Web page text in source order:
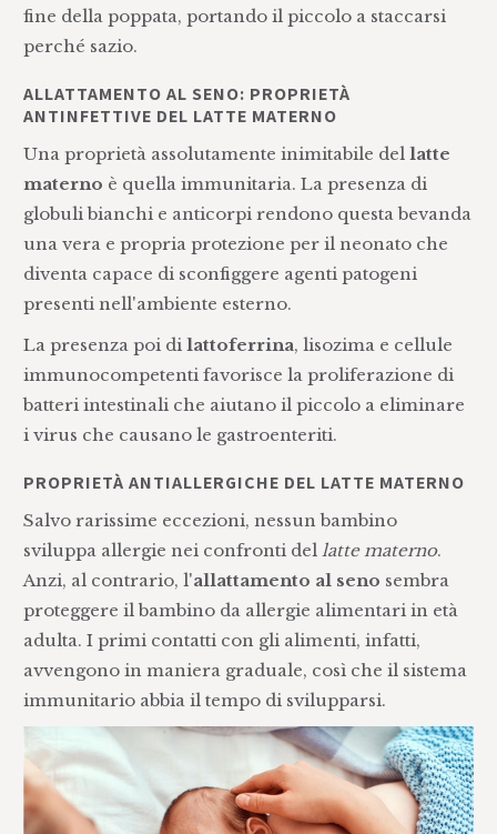
fine della poppata, portando il piccolo a staccarsi
perché sazio.
ALLATTAMENTO AL SENO: PROPRIETÀ
ANTINFETTIVE DEL LATTE MATERNO
Una proprietà assolutamente inimitabile dellatte
materno è quella immunitaria. La presenza di
globuli bianchi e anticorpi rendono questa bevanda
una vera e propria protezione per il neonato che
diventa capace di sconfiggere agenti patogeni
presenti nell'ambiente esterno.
La presenza poi dilattoferrina, lisozima e cellule
immunocompetenti favorisce la proliferazione di
batteri intestinali che aiutano il piccolo a eliminare
i virus che causano le gastroenteriti.
PROPRIETÀ ANTIALLERGICHE DEL LATTE MATERNO
Salvo rarissime eccezioni, nessun bambino
sviluppa allergie nei confronti dellatte materno.
Anzi, al contrario, l'allattamento al seno sembra
proteggere il bambino da allergie alimentari in età
adulta. I primi contatti con gli alimenti, infatti,
avvengono in maniera graduale, così che il sistema
immunitario abbia il tempo di svilupparsi.